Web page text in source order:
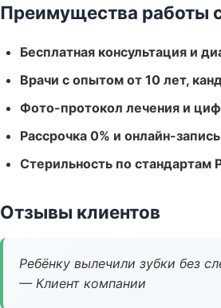
Преимущества работы
Бесплатная консультация и
Врачи с опытом от 10 лет,
Фото-протокол лечения и
Рассрочка 0% и онлайн-
Стерильность по стандартам
Отзывы клиентов
Ребёнку вылечили зубки без
— Клиент компании